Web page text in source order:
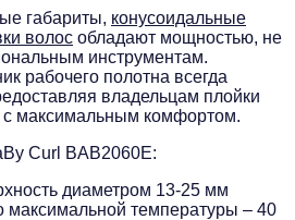
габариты, конусоидальные
волос обладают мощностью, не
инструментам.
рабочего полотна всегда
владельцам плойки
с максимальным комфортом.
Curl BAB2060E:
диаметром 13-25 мм
максимальной температуры – 40